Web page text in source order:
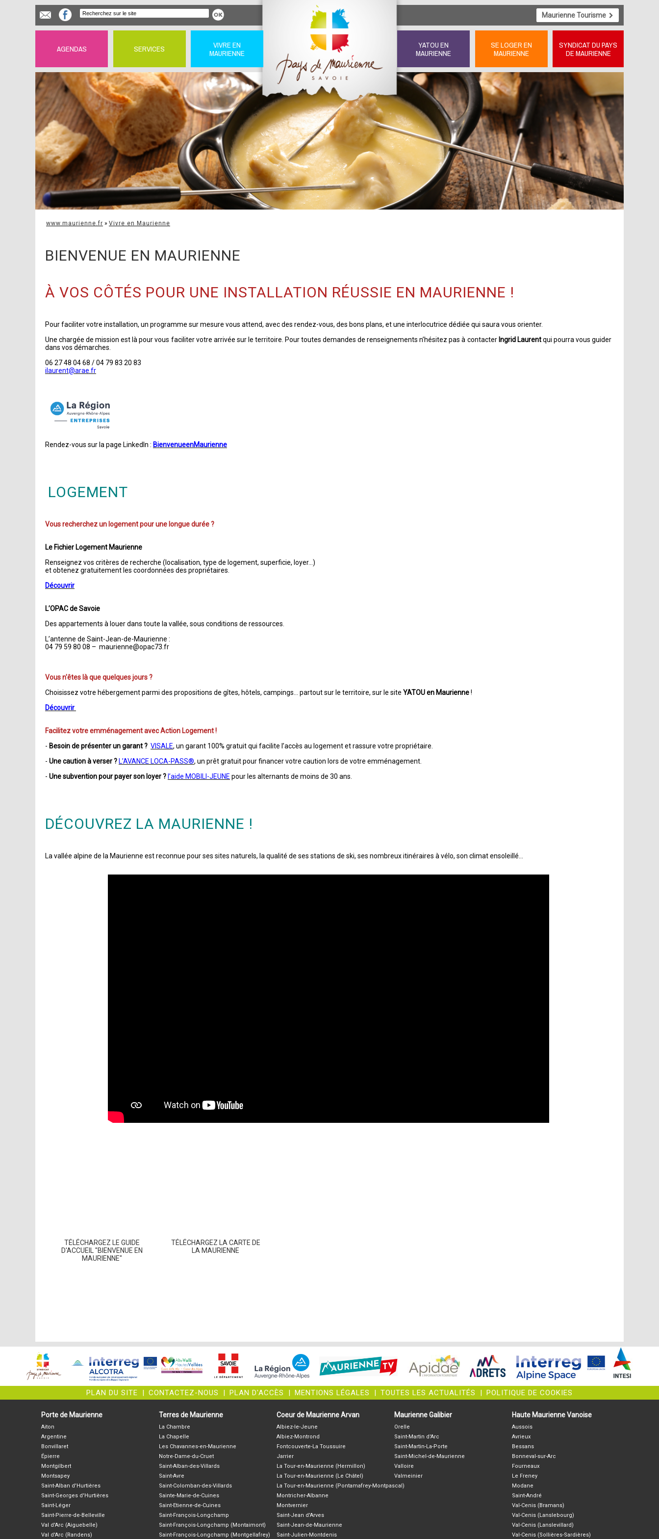
Maurienne Tourisme
AGENDAS SERVICES
VIVRE EN
MAURIENNE
YATOU EN
MAURIENNE
SE LOGER EN
MAURIENNE
SYNDICAT DU PAYS
DE MAURIENNE
www.maurienne.fr » Vivre en Maurienne
BIENVENUE EN MAURIENNE
À VOS CÔTÉS POUR UNE INSTALLATION RÉUSSIE EN MAURIENNE !
Pour faciliter votre installation, un programme sur mesure vous attend, avec des rendez-vous, des bons plans, et une interlocutrice dédiée qui saura vous orienter.
Une chargée de mission est là pour vous faciliter votre arrivée sur le territoire. Pour toutes demandes de renseignements n’hésitez pas à contacter Ingrid Laurentqui pourra vous guider
dans vos démarches.
06 27 48 04 68 / 04 79 83 20 83
ilaurent@arae.fr
Rendez-vous sur la page LinkedIn : BienvenueenMaurienne
LOGEMENT
Vous recherchez un logement pour une longue durée ?
Le Fichier Logement Maurienne
Renseignez vos critères de recherche (localisation, type de logement, superficie, loyer…)
et obtenez gratuitement les coordonnées des propriétaires.
Découvrir
L’OPAC de Savoie
Des appartements à louer dans toute la vallée, sous conditions de ressources.
L’antenne de Saint-Jean-de-Maurienne :
04 79 59 80 08 – maurienne@opac73.fr
Vous n'êtes là que quelques jours ?
Choisissez votre hébergement parmi des propositions de gîtes, hôtels, campings… partout sur le territoire, sur le site YATOU en Maurienne!
Découvrir
Facilitez votre emménagement avec Action Logement !
- Besoin de présenter un garant ? VISALE, un garant 100% gratuit qui facilite l’accès au logement et rassure votre propriétaire.
- Une caution à verser ? L’AVANCE LOCA-PASS®, un prêt gratuit pour financer votre caution lors de votre emménagement.
- Une subvention pour payer son loyer ? l’aide MOBILI-JEUNE pour les alternants de moins de 30 ans.
DÉCOUVREZ LA MAURIENNE !
La vallée alpine de la Maurienne est reconnue pour ses sites naturels, la qualité de ses stations de ski, ses nombreux itinéraires à vélo, son climat ensoleillé…
TÉLÉCHARGEZ LE GUIDE
D'ACCUEIL "BIENVENUE EN
MAURIENNE"
TÉLÉCHARGEZ LA CARTE DE
LA MAURIENNE
PLAN DU SITE | CONTACTEZ-NOUS | PLAN D'ACCÈS | MENTIONS LÉGALES | TOUTES LES ACTUALITÉS | POLITIQUE DE COOKIES
Porte de Maurienne
Aiton
Argentine
Bonvillaret
Épierre
Montgilbert
Montsapey
Saint-Alban d'Hurtières
Saint-Georges d'Hurtières
Saint-Léger
Saint-Pierre-de-Belleville
Val d'Arc (Aiguebelle)
Val d'Arc (Randens)
Terres de Maurienne
La Chambre
La Chapelle
Les Chavannes-en-Maurienne
Notre-Dame-du-Cruet
Saint-Alban-des-Villards
Saint-Avre
Saint-Colomban-des-Villards
Sainte-Marie-de-Cuines
Saint-Etienne-de-Cuines
Saint-François-Longchamp
Saint-François-Longchamp (Montaimont)
Saint-François-Longchamp (Montgellafrey)
Coeur de Maurienne Arvan
Albiez-le-Jeune
Albiez-Montrond
Fontcouverte-La Toussuire
Jarrier
La Tour-en-Maurienne (Hermillon)
La Tour-en-Maurienne (Le Châtel)
La Tour-en-Maurienne (Pontamafrey-Montpascal)
Montricher-Albanne
Montvernier
Saint-Jean d'Arves
Saint-Jean-de-Maurienne
Saint-Julien-Montdenis
Maurienne Galibier
Orelle
Saint-Martin d'Arc
Saint-Martin-La-Porte
Saint-Michel-de-Maurienne
Valloire
Valmeinier
Haute Maurienne Vanoise
Aussois
Avrieux
Bessans
Bonneval-sur-Arc
Fourneaux
Le Freney
Modane
Saint-André
Val-Cenis (Bramans)
Val-Cenis (Lanslebourg)
Val-Cenis (Lanslevillard)
Val-Cenis (Sollières-Sardières)